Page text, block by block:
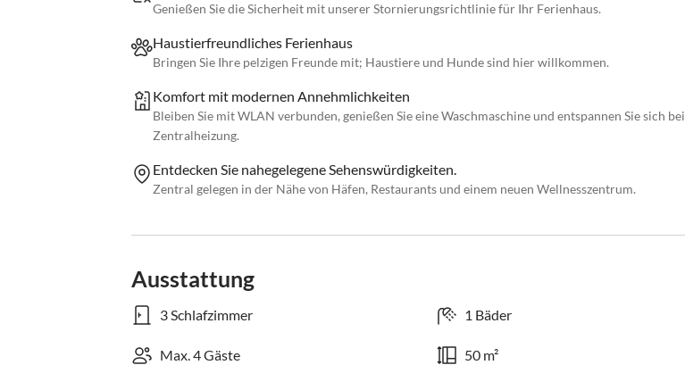
Genießen Sie die Sicherheit mit unserer Stornierungsrichtlinie für Ihr Ferienhaus.
Haustierfreundliches Ferienhaus
Bringen Sie Ihre pelzigen Freunde mit; Haustiere und Hunde sind hier willkommen.
Komfort mit modernen Annehmlichkeiten
Bleiben Sie mit WLAN verbunden, genießen Sie eine Waschmaschine und entspannen Sie sich bei
Zentralheizung.
Entdecken Sie nahegelegene Sehenswürdigkeiten.
Zentral gelegen in der Nähe von Häfen, Restaurants und einem neuen Wellnesszentrum.
Ausstattung
3 Schlafzimmer 1 Bäder
Max. 4 Gäste 50 m²